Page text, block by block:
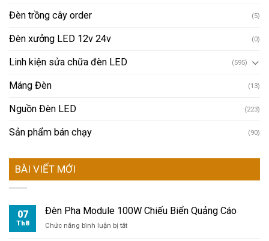
Đèn trồng cây order (5)
Đèn xưởng LED 12v 24v (0)
Linh kiện sửa chữa đèn LED (595)
Máng Đèn (13)
Nguồn Đèn LED (223)
Sản phẩm bán chạy (90)
BÀI VIẾT MỚI
07
Th8
Đèn Pha Module 100W Chiếu Biển Quảng Cáo
Chức năng bình luận bị tắtở